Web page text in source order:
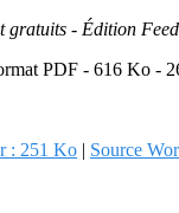
gratuits - Édition
PDF - 616 Ko -
: 251 Ko | Source